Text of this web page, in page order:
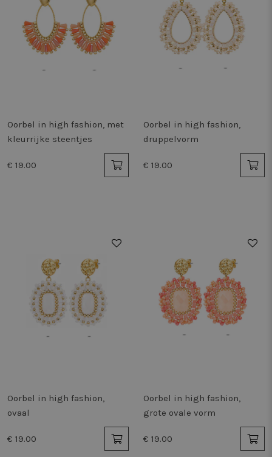
Oorbel in high fashion, met
kleurrijke steentjes
€ 19.00
Oorbel in high fashion,
druppelvorm
€ 19.00
Oorbel in high fashion,
ovaal
€ 19.00
Oorbel in high fashion,
grote ovale vorm
€ 19.00